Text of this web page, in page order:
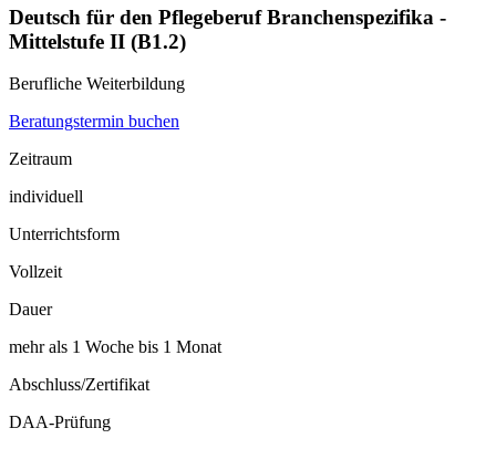
Deutsch für den Pflegeberuf Branchenspezifika -
Mittelstufe II (B1.2)
Berufliche Weiterbildung
Beratungstermin buchen
Zeitraum
individuell
Unterrichtsform
Vollzeit
Dauer
mehr als 1 Woche bis 1 Monat
Abschluss/Zertifikat
DAA-Prüfung